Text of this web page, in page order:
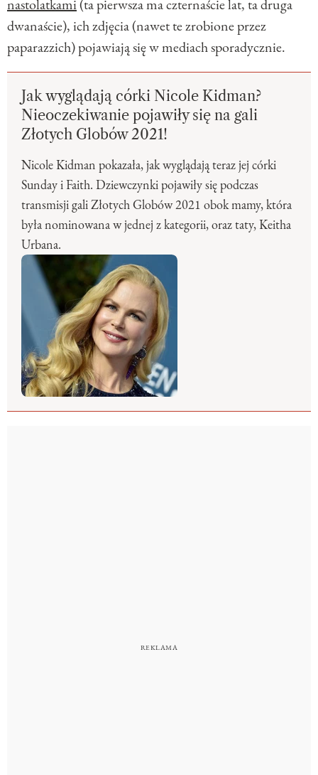
nastolatkami(ta pierwsza ma czternaście lat, ta druga
dwanaście), ich zdjęcia (nawet te zrobione przez
paparazzich) pojawiają się w mediach sporadycznie.
Jak wyglądają córki Nicole Kidman?
Nieoczekiwanie pojawiły się na gali
Złotych Globów 2021!
Nicole Kidman pokazała, jak wyglądają teraz jej córki
Sunday i Faith. Dziewczynki pojawiły się podczas
transmisji gali Złotych Globów 2021 obok mamy, która
była nominowana w jednej z kategorii, oraz taty, Keitha
Urbana.